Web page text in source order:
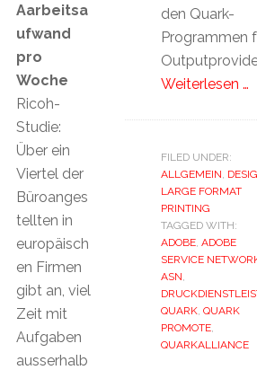
den Quark-
Programmen
Weiterlesen …
FILED UNDER:
ALLGEMEIN,
LARGE FORMAT
PRINTING
TAGGED WITH:
ADOBE, ADOBE
SERVICE
ASN,
QUARK, QUARK
PROMOTE,
QUARKALLIANCE
Aarbeitsa
ufwand
pro
Woche
Ricoh-
Studie:
Über ein
Viertel der
Büroanges
tellten in
europäisch
en Firmen
gibt an, viel
Zeit mit
Aufgaben
ausserhalb